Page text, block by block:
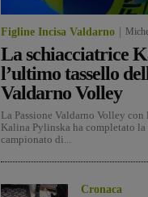
Figline Incisa Valdarno
La schiacciatrice
l’ultimo tassello
Valdarno Volley
La Passione Valdarno Volley
Kalina Pylinska ha completato la
campionato di...
Cronaca